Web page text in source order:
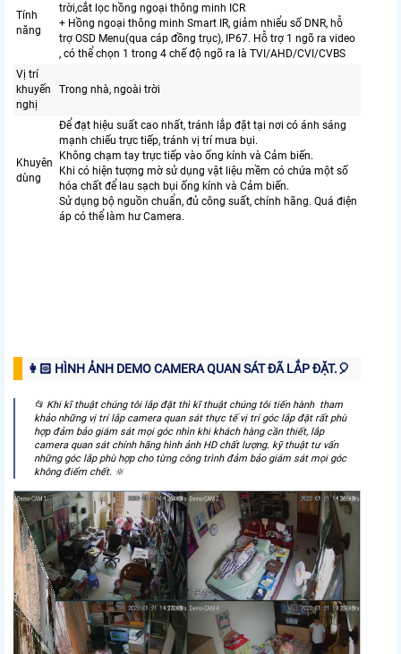
Tính
năng
trời,cắt lọc hồng ngoại thông minh ICR
+ Hồng ngoại thông minh Smart IR, giảm nhiểu số DNR, hỗ
trợ OSD Menu(qua cáp đồng trục), IP67. Hỗ trợ 1 ngõ ra video
, có thể chọn 1 trong 4 chế độ ngõ ra là TVI/AHD/CVI/CVBS
Vị trí
khuyến
nghị
Trong nhà, ngoài trời
Khuyên
dùng
Để đạt hiệu suất cao nhất, tránh lắp đặt tại nơi có ánh sáng
mạnh chiếu trực tiếp, tránh vị trí mưa bụi.
Không chạm tay trực tiếp vào ống kính và Cảm biến.
Khi có hiện tượng mờ sử dụng vật liệu mềm có chứa một số
hóa chất để lau sạch bụi ống kính và Cảm biến.
Sử dụng bộ nguồn chuẩn, đủ công suất, chính hãng. Quá điện
áp có thể làm hư Camera.
👩🏻 HÌNH ẢNH DEMO CAMERA QUAN SÁT ĐÃ LẮP ĐẶT.️🎈
📂 Khi kĩ thuật chúng tôi lắp đặt thì kĩ thuật chúng tôi tiến hành tham
khảo những vị trí lắp camera quan sát thực tế vị trí góc lắp đặt rất phù
hợp đảm bảo giám sát mọi góc nhìn khi khách hàng cần thiết, lắp
camera quan sát chính hãng hình ảnh HD chất lượng. kỹ thuật tư vấn
những góc lắp phù hợp cho từng công trình đảm bảo giám sát mọi góc
không điểm chết. 🔆